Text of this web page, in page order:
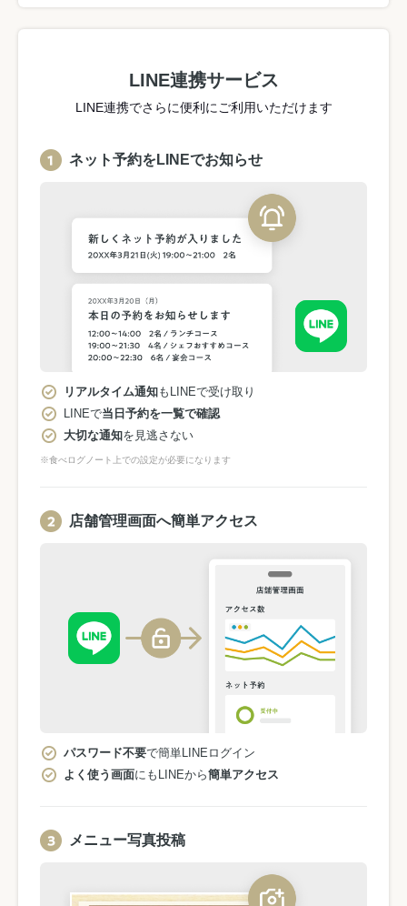
LINE連携サービス
LINE連携でさらに便利にご利用いただけます
ネット予約をLINEでお知らせ
リアルタイム通知もLINEで受け取り
LINEで当日予約を一覧で確認
大切な通知を見逃さない
※食べログノート上での設定が必要になります
店舗管理画面へ簡単アクセス
パスワード不要で簡単LINEログイン
よく使う画面にもLINEから簡単アクセス
メニュー写真投稿